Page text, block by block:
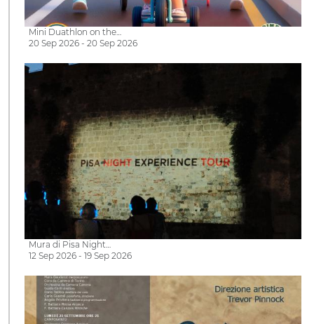
Mini Duathlon on the…
20 Sep 2026 - 20 Sep 2026
Mura di Pisa Night…
12 Sep 2026 - 19 Sep 2026